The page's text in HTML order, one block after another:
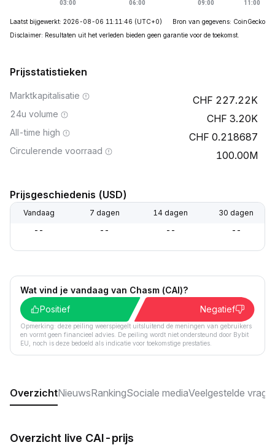
Laatst bijgewerkt: 2026-08-06 11:11:46 (UTC+0)
Bron van gegevens: CoinGecko
Disclaimer: Resultaten uit het verleden bieden geen garantie voor de toekomst.
Prijsstatistieken
Marktkapitalisatie 227.22K
24u volume 3.20K
All-time high 0.218687
Circulerende voorraad 100.00M
Prijsgeschiedenis (USD)
Vandaag 7 dagen 14 dagen 30 dagen
-- -- -- --
Wat vind je vandaag van Chasm (CAI)?
Positief
Negatief
Opmerking: deze peiling weerspiegelt uitsluitend de meningen van gebruikers
en vormt geen financieel advies. De peiling wordt niet ondersteund door Bybit
EU, noch is deze bedoeld als indicatie voor toekomstige prestaties.
OverzichtNieuwsRankingSociale mediaVeelgestelde
Overzicht live CAI-prijs